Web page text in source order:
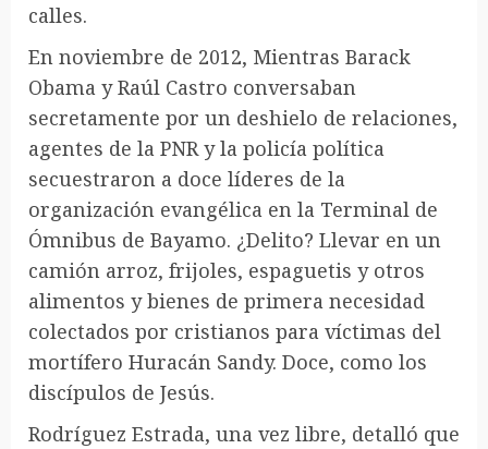
calles.
En noviembre de 2012, Mientras Barack
Obama y Raúl Castro conversaban
secretamente por un deshielo de relaciones,
agentes de la PNR y la policía política
secuestraron a doce líderes de la
organización evangélica en la Terminal de
Ómnibus de Bayamo. ¿Delito? Llevar en un
camión arroz, frijoles, espaguetis y otros
alimentos y bienes de primera necesidad
colectados por cristianos para víctimas del
mortífero Huracán Sandy. Doce, como los
discípulos de Jesús.
Rodríguez Estrada, una vez libre, detalló que